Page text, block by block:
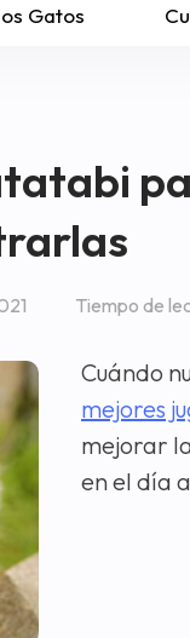
Gatos
Tiempo de
Cuándo
mejores
mejorar
en el día